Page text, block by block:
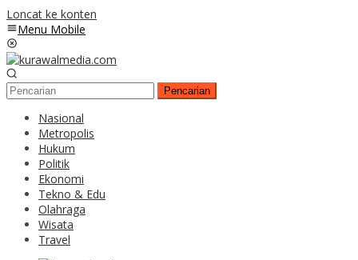
Loncat ke konten
Menu Mobile
Pencarian
Nasional
Metropolis
Hukum
Politik
Ekonomi
Tekno & Edu
Olahraga
Wisata
Travel